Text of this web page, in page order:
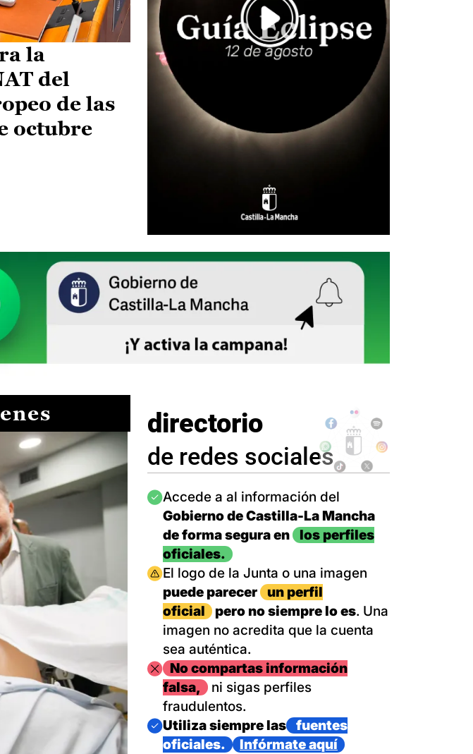
la
del
de las
octubre
directorio
de redes sociales
Imagen
Accede a al información del
Gobierno de Castilla-La Mancha
de forma segura en
los perfiles
oficiales.
Imagen
El logo de la Junta o una imagen
puede parecer
un perfil
oficial
pero no siempre lo es. Una
imagen no acredita que la cuenta
sea auténtica.
ImagenNo compartas información
falsa,
ni sigas perfiles
fraudulentos.
Imagen
Utiliza siempre las
fuentes
oficiales.
Infórmate aquí